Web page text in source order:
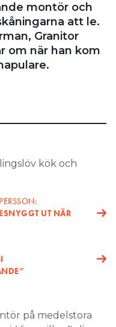
montör och
att le.
Granitor
om när han kom
kök och
UT NÄR
på medelstora